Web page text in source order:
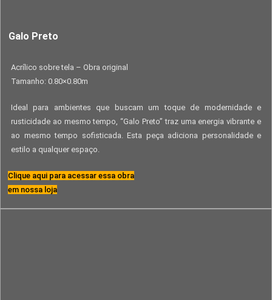
Galo Preto
Acrílico sobre tela – Obra original
Tamanho: 0.80×0.80m
Ideal para ambientes que buscam um toque de modernidade e
rusticidade ao mesmo tempo, “Galo Preto” traz uma energia vibrante e
ao mesmo tempo sofisticada. Esta peça adiciona personalidade e
estilo a qualquer espaço.
Clique aqui para acessar essa obra
em nossa loja